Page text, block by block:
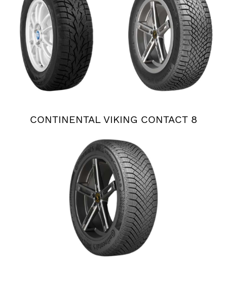
CONTINENTAL VIKING CONTACT 8